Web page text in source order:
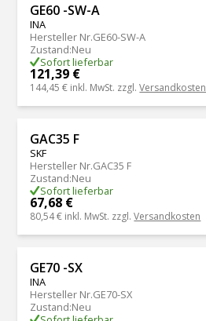
GE60 -SW-A
INA
Hersteller Nr.GE60-SW-A
Zustand:Neu
Sofort lieferbar
121,39 €
144,45 € inkl. MwSt. zzgl.Versandkosten
GAC35 F
SKF
Hersteller Nr.GAC35 F
Zustand:Neu
Sofort lieferbar
67,68 €
80,54 € inkl. MwSt. zzgl.Versandkosten
GE70 -SX
INA
Hersteller Nr.GE70-SX
Zustand:Neu